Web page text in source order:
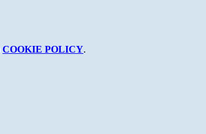
COOKIE POLICY.